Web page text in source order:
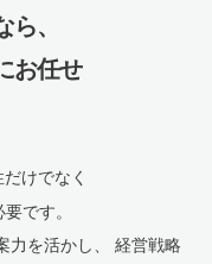
、
お任せ
けでなく
です。
力を活かし、
経営戦略